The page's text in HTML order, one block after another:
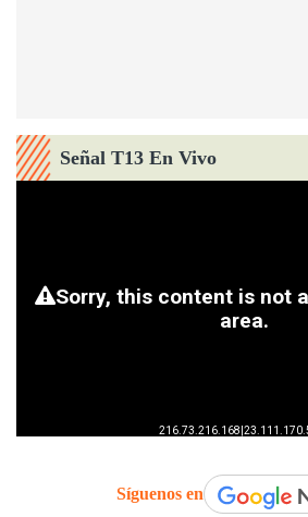
Señal T13 En Vivo
Síguenos en